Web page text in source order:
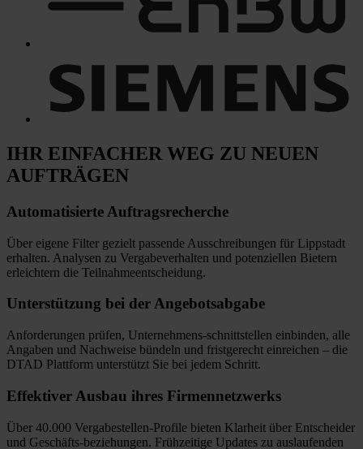
IHR EINFACHER WEG ZU NEUEN
AUFTRÄGEN
Automatisierte Auftragsrecherche
Über eigene Filter gezielt passende Ausschreibungen für Lippstadt
erhalten. Analysen zu Vergabeverhalten und potenziellen Bietern
erleichtern die Teilnahmeentscheidung.
Unterstützung bei der Angebotsabgabe
Anforderungen prüfen, Unternehmens-schnittstellen einbinden, alle
Angaben und Nachweise bündeln und fristgerecht einreichen – die
DTAD Plattform unterstützt Sie bei jedem Schritt.
Effektiver Ausbau ihres Firmennetzwerks
Über 40.000 Vergabestellen-Profile bieten Klarheit über Entscheider
und Geschäfts-beziehungen. Frühzeitige Updates zu auslaufenden